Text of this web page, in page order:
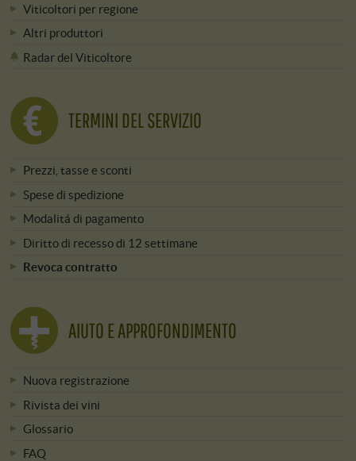
Viticoltori per regione
Altri produttori
Radar del Viticoltore
TERMINI DEL SERVIZIO
Prezzi, tasse e sconti
Spese di spedizione
Modalitá di pagamento
Diritto di recesso di 12 settimane
Revoca contratto
AIUTO E APPROFONDIMENTO
Nuova registrazione
Rivista dei vini
Glossario
FAQ